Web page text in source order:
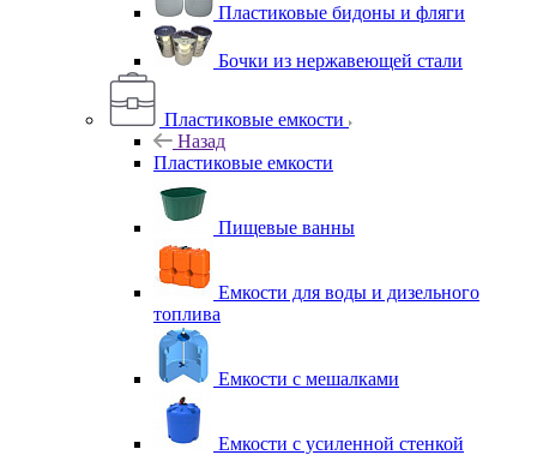
Пластиковые бидоны и фляги
Бочки из нержавеющей стали
Пластиковые емкости
Назад
Пластиковые емкости
Пищевые ванны
Емкости для воды и дизельного
топлива
Емкости с мешалками
Емкости с усиленной стенкой